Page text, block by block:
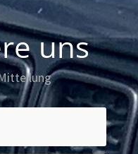
uns